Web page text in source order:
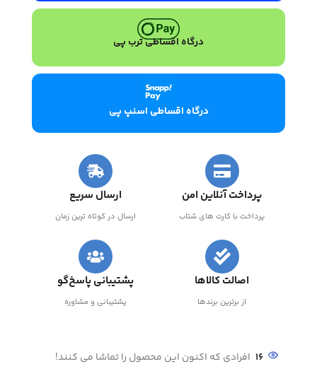
درگاه اقساطی ترب پی
درگاه اقساطی اسنپ پی
پرداخت آنلاین امن
پرداخت با کارت های شتاب
ارسال سریع
ارسال در کوتاه ترین زمان
اصالت کالاها
از برترین برندها
پشتیبانی پاسخ‌گو
پشتیبانی و مشاوره
16 افرادی که اکنون این محصول را تماشا می کنند!